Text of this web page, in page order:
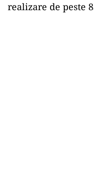
realizare de peste